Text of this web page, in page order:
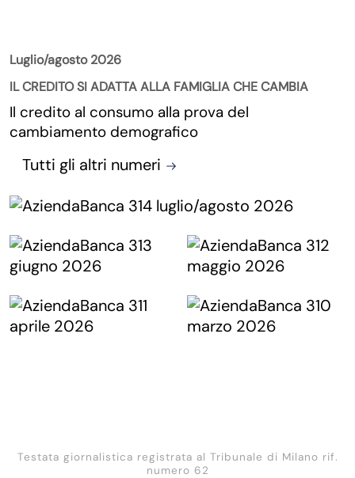
Luglio/agosto 2026
IL CREDITO SI ADATTA ALLA FAMIGLIA CHE CAMBIA
Il credito al consumo alla prova del
cambiamento demografico
Tutti gli altri numeri
Testata giornalistica registrata al Tribunale di Milano rif.
numero 62